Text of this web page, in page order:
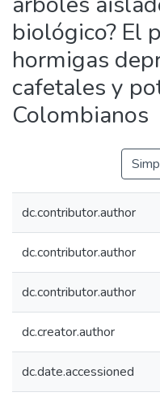
biológico? El
hormigas
cafetales y
Colombianos
dc.contributor.author
dc.contributor.author
dc.contributor.author
dc.creator.author
dc.date.accessioned